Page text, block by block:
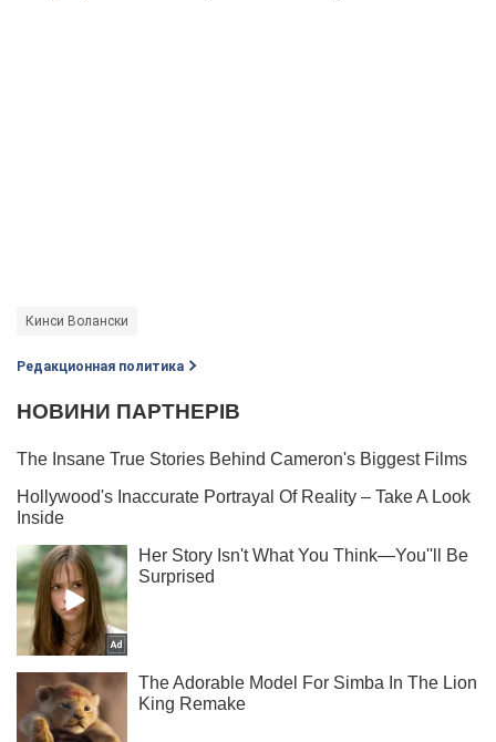
Кинси Волански
Редакционная политика